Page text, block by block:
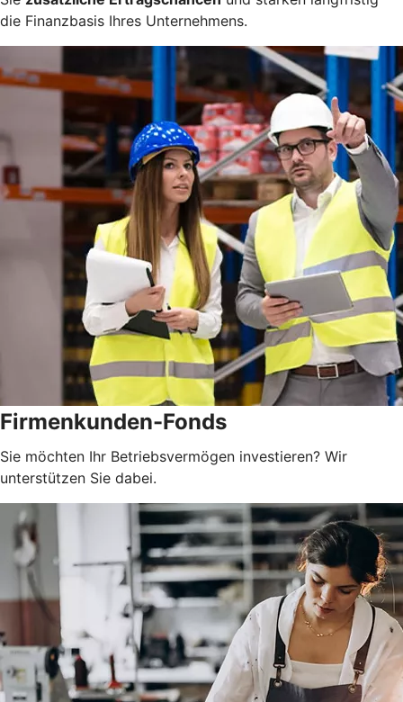
die Finanzbasis Ihres Unternehmens.
Firmenkunden-Fonds
Sie möchten Ihr Betriebsvermögen investieren? Wir
unterstützen Sie dabei.